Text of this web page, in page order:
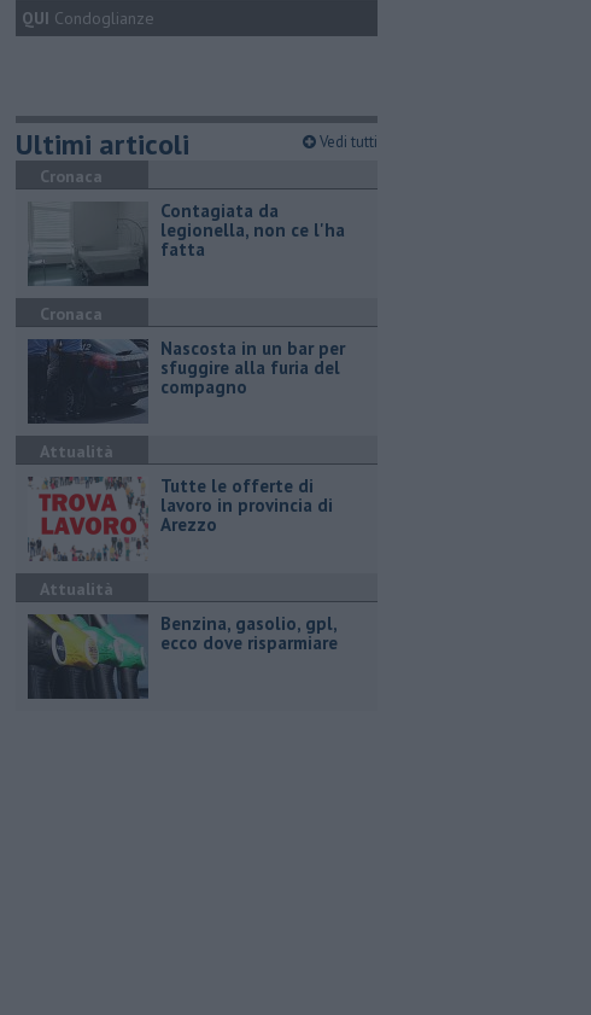
QUI Condoglianze
Ultimi articoli Vedi tutti
Cronaca
Contagiata da
legionella, non ce l'ha
fatta
Cronaca
Nascosta in un bar per
sfuggire alla furia del
compagno
Attualità
​Tutte le offerte di
lavoro in provincia di
Arezzo
Attualità
​Benzina, gasolio, gpl,
ecco dove risparmiare